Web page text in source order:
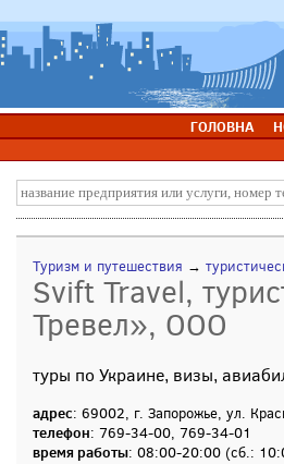
ГОЛОВНА
Туризм и путешествия →
Svift Travel,
Тревел», ООО
туры по Украине, визы,
адрес: 69002, г. Запорожье, ул.
телефон: 769-34-00, 769-34-01
время работы: 08:00-20:00 (сб.: